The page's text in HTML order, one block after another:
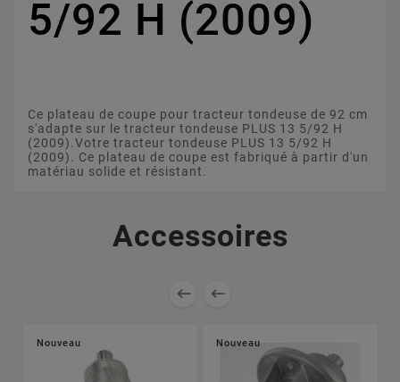
5/92 H (2009)
Ce plateau de coupe pour tracteur tondeuse de 92 cm
s'adapte sur le tracteur tondeuse PLUS 13 5/92 H
(2009).Votre tracteur tondeuse PLUS 13 5/92 H
(2009). Ce plateau de coupe est fabriqué à partir d'un
matériau solide et résistant.
Accessoires
 
Nouveau Nouveau